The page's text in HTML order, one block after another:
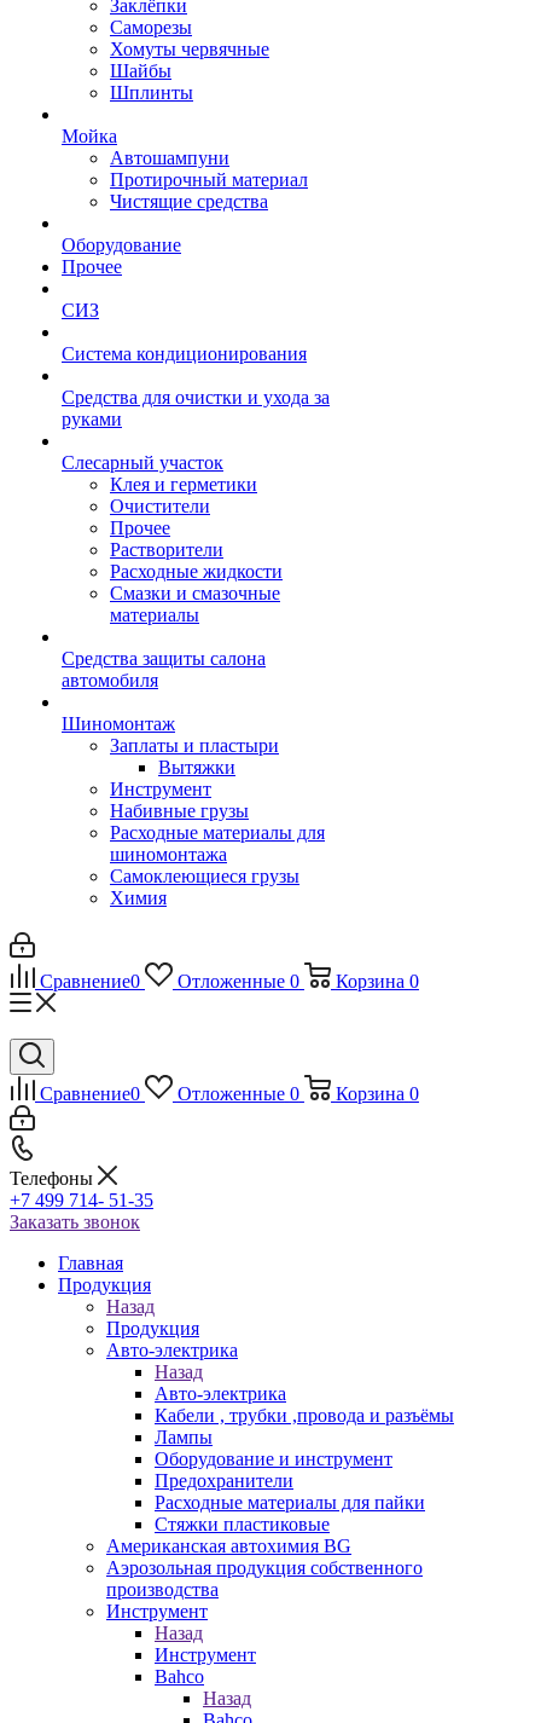
Заклёпки
Саморезы
Хомуты червячные
Шайбы
Шплинты
Мойка
Автошампуни
Протирочный материал
Чистящие средства
Оборудование
Прочее
СИЗ
Система кондиционирования
Средства для очистки и ухода за
руками
Слесарный участок
Клея и герметики
Очистители
Прочее
Растворители
Расходные жидкости
Смазки и смазочные
материалы
Средства защиты салона
автомобиля
Шиномонтаж
Заплаты и пластыри
Вытяжки
Инструмент
Набивные грузы
Расходные материалы для
шиномонтажа
Самоклеющиеся грузы
Химия
Сравнение0 Отложенные 0 Корзина 0
Сравнение0 Отложенные 0 Корзина 0
Телефоны
+7 499 714- 51-35
Заказать звонок
Главная
Продукция
Назад
Продукция
Авто-электрика
Назад
Авто-электрика
Кабели , трубки ,провода и разъёмы
Лампы
Оборудование и инструмент
Предохранители
Расходные материалы для пайки
Стяжки пластиковые
Американская автохимия BG
Аэрозольная продукция собственного
производства
Инструмент
Назад
Инструмент
Bahco
Назад